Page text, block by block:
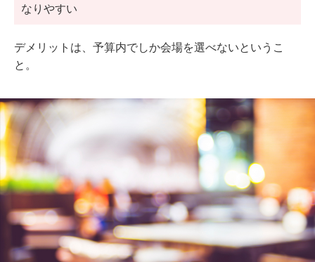
なりやすい
デメリットは、予算内でしか会場を選べないというこ
と。